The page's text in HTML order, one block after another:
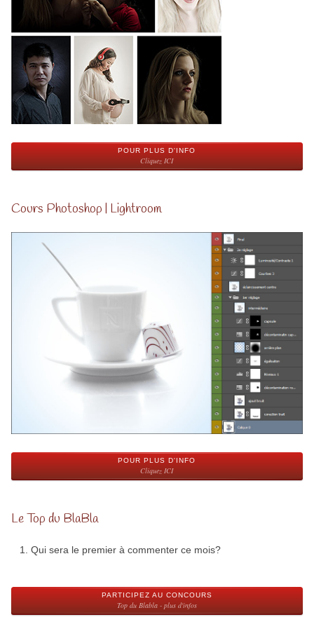
POUR PLUS D'INFO
Cliquez ICI
Cours Photoshop | Lightroom
POUR PLUS D'INFO
Cliquez ICI
Le Top du BlaBla
Qui sera le premier à commenter ce mois?
PARTICIPEZ AU CONCOURS
Top du Blabla - plus d'infos